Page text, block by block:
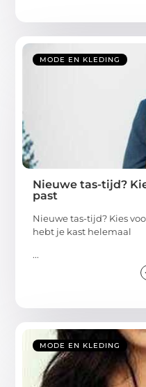
MODE EN KLEDING
Nieuwe tas-tijd?
past
Nieuwe tas-tijd? Kies
hebt je kast helemaal
...
MODE EN KLEDING